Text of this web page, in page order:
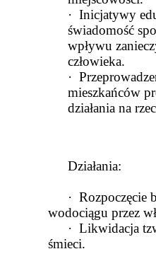
· Inicjatywy
świadomość
wpływu
człowieka.
·
mieszkańców
działania na
Działania:
· Rozpoczęcie
wodociągu przez
· Likwidacja
śmieci.